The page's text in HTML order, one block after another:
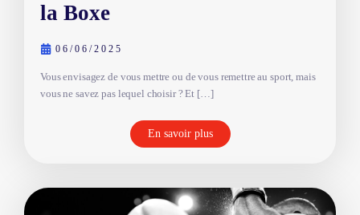
la Boxe
06/06/2025
Vous envisagez de vous mettre ou de vous remettre au sport, mais
vous ne savez pas lequel choisir ? Et […]
En savoir plus